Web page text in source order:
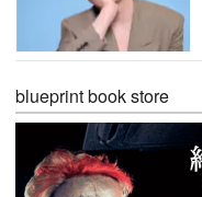
blueprint book store